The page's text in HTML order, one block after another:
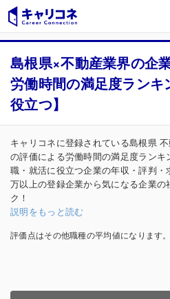
島根県×不動産業界の企
労働時間の満足度ラン
役立つ】
キャリコネに登録されている島根県
の評価による労働時間の満足度ラン
職・就活に役立つ企業の年収・評判
万以上の登録企業から気になる企業
ク！
説明をもっと読む
評価点はその他職種の平均値になります。